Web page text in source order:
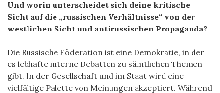
Und worin unterscheidet sich deine kritische
Sicht auf die „russischen Verhältnisse“ von der
westlichen Sicht und antirussischen Propaganda?
Die Russische Föderation ist eine Demokratie, in der
es lebhafte interne Debatten zu sämtlichen Themen
gibt. In der Gesellschaft und im Staat wird eine
vielfältige Palette von Meinungen akzeptiert. Während